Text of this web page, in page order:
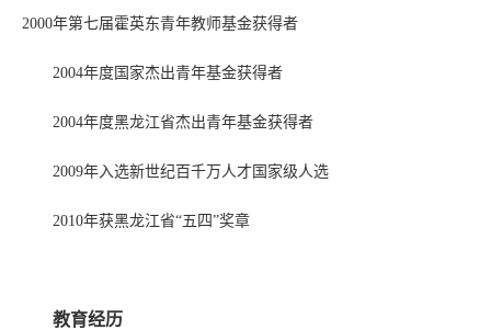
2000年第七届霍英东青年教师基金获得者
2004年度国家杰出青年基金获得者
2004年度黑龙江省杰出青年基金获得者
2009年入选新世纪百千万人才国家级人选
2010年获黑龙江省“五四”奖章
教育经历